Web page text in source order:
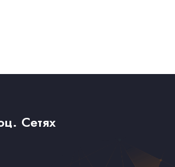
Сетях